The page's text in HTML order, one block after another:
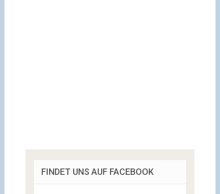
FINDET UNS AUF FACEBOOK